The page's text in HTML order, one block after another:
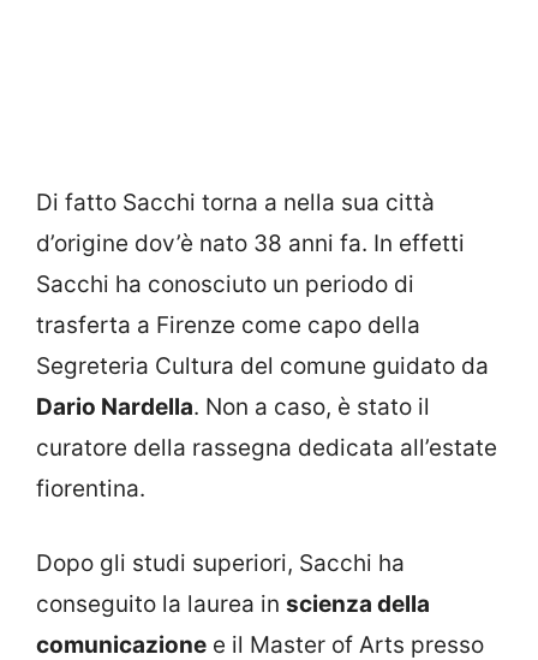
Di fatto Sacchi torna a nella sua città
d’origine dov’è nato 38 anni fa. In effetti
Sacchi ha conosciuto un periodo di
trasferta a Firenze come capo della
Segreteria Cultura del comune guidato da
Dario Nardella. Non a caso, è stato il
curatore della rassegna dedicata all’estate
fiorentina.
Dopo gli studi superiori, Sacchi ha
conseguito la laurea in scienza della
comunicazione e il Master of Arts presso